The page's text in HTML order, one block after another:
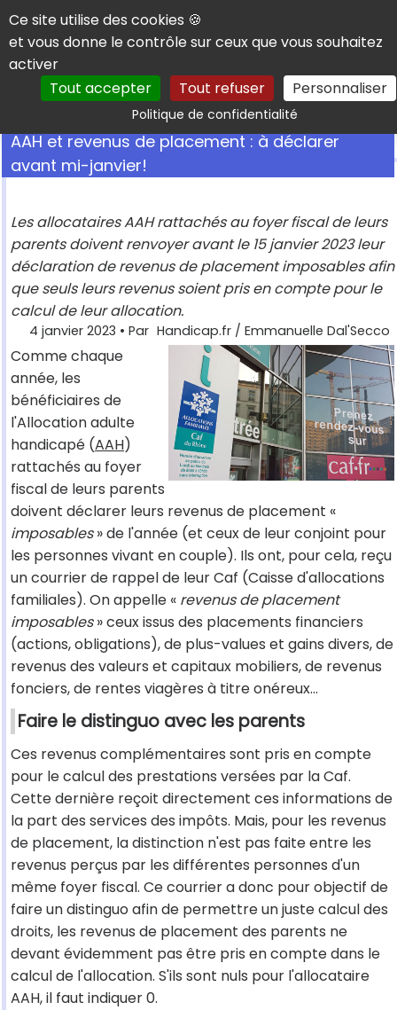
Panneau de gestion des cookies
Ce site utilise des cookies 🍪
et vous donne le contrôle sur ceux que vous souhaitez
activer
Tout accepter
Tout refuser Personnaliser
Politique de confidentialitéRechercher
AAH et revenus de placement : à déclarer
avant mi-janvier!
Les allocataires AAH rattachés au foyer fiscal de leurs
parents doivent renvoyer avant le 15 janvier 2023 leur
déclaration de revenus de placement imposables afin
que seuls leurs revenus soient pris en compte pour le
calcul de leur allocation.
4 janvier 2023 • Par Handicap.fr / Emmanuelle Dal'Secco
Comme chaque
année, les
bénéficiaires de
l'Allocation adulte
handicapé (AAH)
rattachés au foyer
fiscal de leurs parents
doivent déclarer leurs revenus de placement «
imposables» de l'année (et ceux de leur conjoint pour
les personnes vivant en couple). Ils ont, pour cela, reçu
un courrier de rappel de leur Caf (Caisse d'allocations
familiales). On appelle « revenus de placement
imposables» ceux issus des placements financiers
(actions, obligations), de plus-values et gains divers, de
revenus des valeurs et capitaux mobiliers, de revenus
fonciers, de rentes viagères à titre onéreux...
Faire le distinguo avec les parents
Ces revenus complémentaires sont pris en compte
pour le calcul des prestations versées par la Caf.
Cette dernière reçoit directement ces informations de
la part des services des impôts. Mais, pour les revenus
de placement, la distinction n'est pas faite entre les
revenus perçus par les différentes personnes d'un
même foyer fiscal. Ce courrier a donc pour objectif de
faire un distinguo afin de permettre un juste calcul des
droits, les revenus de placement des parents ne
devant évidemment pas être pris en compte dans le
calcul de l'allocation. S'ils sont nuls pour l'allocataire
AAH, il faut indiquer 0.